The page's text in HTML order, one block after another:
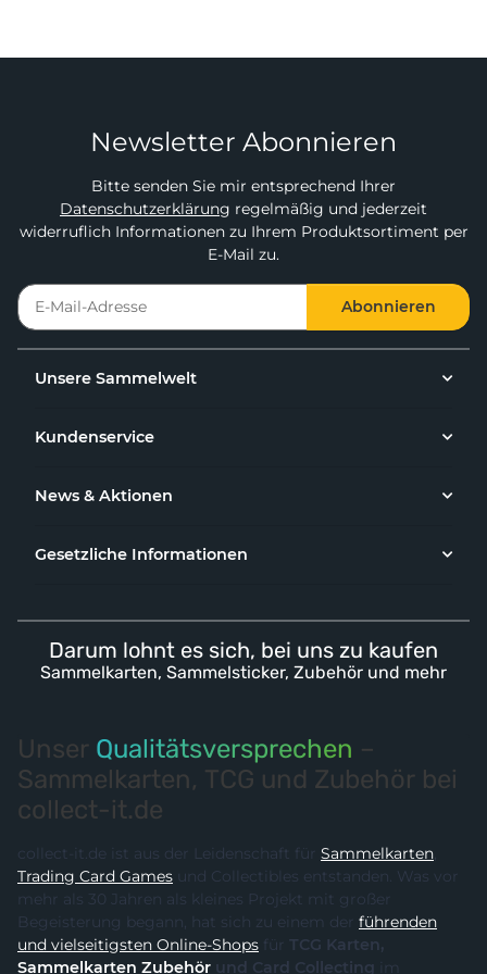
Newsletter Abonnieren
Bitte senden Sie mir entsprechend Ihrer
Datenschutzerklärung regelmäßig und jederzeit
widerruflich Informationen zu Ihrem Produktsortiment per
E-Mail zu.
Abonnieren
Unsere Sammelwelt
Kundenservice
News & Aktionen
Gesetzliche Informationen
Darum lohnt es sich, bei uns zu kaufen
Sammelkarten, Sammelsticker, Zubehör und mehr
Unser Qualitätsversprechen –
Sammelkarten, TCG und Zubehör bei
collect-it.de
collect-it.de ist aus der Leidenschaft für Sammelkarten,
Trading Card Games und Collectibles entstanden. Was vor
mehr als 30 Jahren als kleines Projekt mit großer
Begeisterung begann, hat sich zu einem der führenden
und vielseitigsten Online-Shops für TCG Karten,
Sammelkarten Zubehör und Card Collecting im